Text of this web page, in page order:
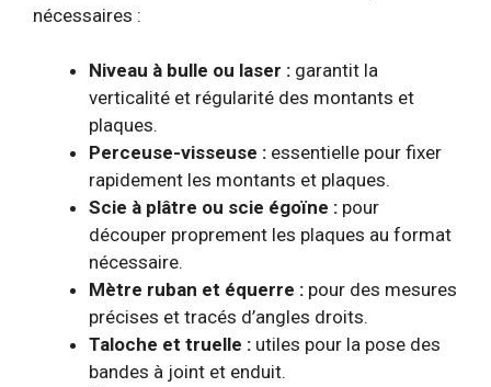
nécessaires :
Niveau à bulle ou laser : garantit la
verticalité et régularité des montants et
plaques.
Perceuse-visseuse : essentielle pour fixer
rapidement les montants et plaques.
Scie à plâtre ou scie égoïne : pour
découper proprement les plaques au format
nécessaire.
Mètre ruban et équerre : pour des mesures
précises et tracés d’angles droits.
Taloche et truelle : utiles pour la pose des
bandes à joint et enduit.